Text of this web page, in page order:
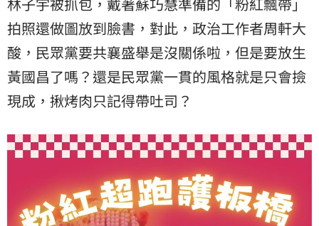
拍照還做圖放到臉書，對此，政治工作者周軒大
酸，民眾黨要共襄盛舉是沒關係啦，但是要放生
黃國昌了嗎？還是民眾黨一貫的風格就是只會撿
現成，揪烤肉只記得帶吐司？